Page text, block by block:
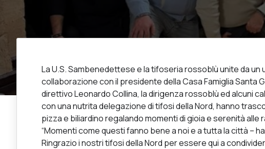
La U.S. Sambenedettese e la tifoseria rossoblù unite da un
collaborazione con il presidente della Casa Famiglia Santa
direttivo Leonardo Collina, la dirigenza rossoblù ed alcuni
con una nutrita delegazione di tifosi della Nord, hanno
pizza e biliardino regalando momenti di gioia e serenità alle
“Momenti come questi fanno bene a noi e a tutta la città –
Ringrazio i nostri tifosi della Nord per essere qui a